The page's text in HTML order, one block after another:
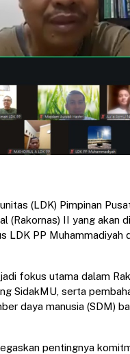
(LDK) Pimpinan
(Rakornas) II yang akan
LDK PP Muhammadiyah
fokus utama dalam
SidakMU, serta
daya manusia (SDM)
pentingnya